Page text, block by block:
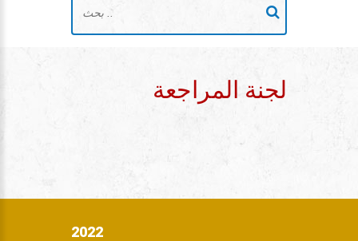
لجنة المراجعة
2022